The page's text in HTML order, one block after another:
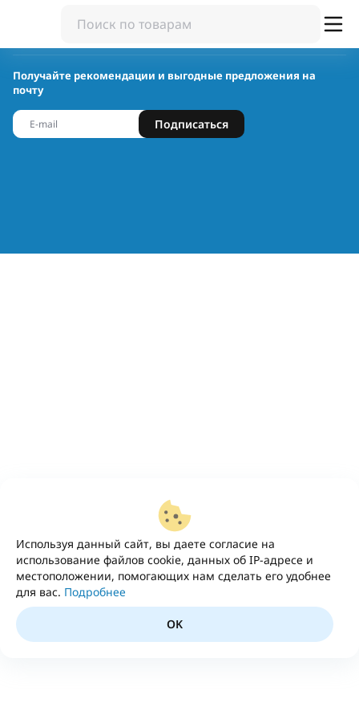
Используя данный сайт, вы даете согласие на
использование файлов cookie, данных об IP-адресе и
местоположении, помогающих нам сделать его удобнее
для вас. Подробнее
OK
Получайте рекомендации и выгодные предложения на
почту
Подписаться